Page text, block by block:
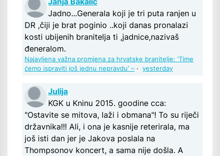
Jadno...Generala koji je tri puta ranjen u
DR ,čiji je brat poginio ..koji danas pronalazi
kosti ubijenih branitelja ti ,jadnice,nazivaš
đeneralom.
Najavljena važna promjena za hrvatske branitelje: 'Time
ćemo ispraviti još jednu nepravdu' – · yesterday
Julija
KGK u Kninu 2015. goodine cca:
"Ostavite se mitova, laži i obmana"! To su riječi
državnika!!! Ali, i ona je kasnije reterirala, ma
još isti dan jer je Jakova poslala na
Thompsonov koncert, a sama nije došla. A